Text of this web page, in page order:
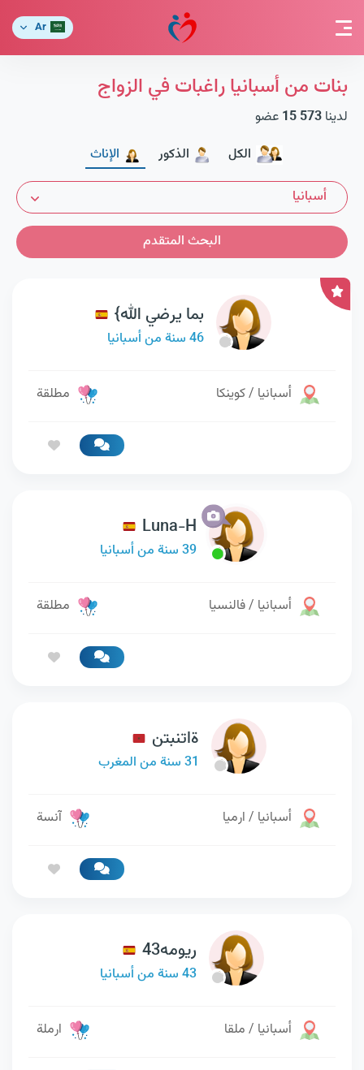
Ar
بنات من أسبانيا راغبات في الزواج
لدينا 15 573 عضو
الكل
الذكور الإناث
أسبانيا
البحث المتقدم
بما يرضي الله}
46 سنة من أسبانيا
أسبانيا / كوينكا مطلقة
Luna-H
39 سنة من أسبانيا
أسبانيا / فالنسيا مطلقة
ةاتنبتن
31 سنة من المغرب
أسبانيا / ارميا آنسة
ريومه43
43 سنة من أسبانيا
أسبانيا / ملقا ارملة